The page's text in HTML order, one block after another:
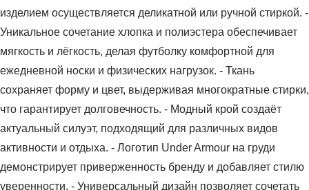
изделием осуществляется деликатной или ручной стиркой. -
Уникальное сочетание хлопка и полиэстера обеспечивает
мягкость и лёгкость, делая футболку комфортной для
ежедневной носки и физических нагрузок. - Ткань
сохраняет форму и цвет, выдерживая многократные стирки,
что гарантирует долговечность. - Модный крой создаёт
актуальный силуэт, подходящий для различных видов
активности и отдыха. - Логотип Under Armour на груди
демонстрирует приверженность бренду и добавляет стилю
уверенности. - Универсальный дизайн позволяет сочетать